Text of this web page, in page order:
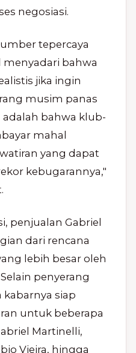
negosiasi.
tepercaya
bahwa
jika ingin
musim panas
adalah bahwa klub-
mahal
yang dapat
kebugarannya,"
penjualan Gabriel
dari rencana
lebih besar oleh
penyerang
kabarnya siap
untuk beberapa
Martinelli,
Vieira, hingga